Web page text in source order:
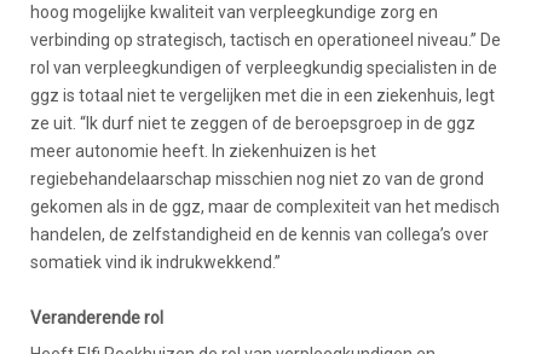
hoog mogelijke kwaliteit van verpleegkundige zorg en
verbinding op strategisch, tactisch en operationeel niveau.” De
rol van verpleegkundigen of verpleegkundig specialisten in de
ggz is totaal niet te vergelijken met die in een ziekenhuis, legt
ze uit. “Ik durf niet te zeggen of de beroepsgroep in de ggz
meer autonomie heeft. In ziekenhuizen is het
regiebehandelaarschap misschien nog niet zo van de grond
gekomen als in de ggz, maar de complexiteit van het medisch
handelen, de zelfstandigheid en de kennis van collega’s over
somatiek vind ik indrukwekkend.”
Veranderende rol